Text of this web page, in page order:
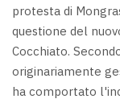
protesta di
questione del
Cocchiato.
originariamente
ha comportato